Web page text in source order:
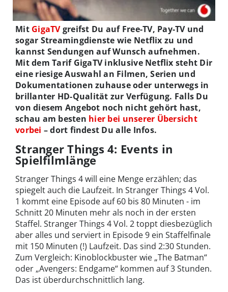
Mit GigaTVgreifst Du auf Free-TV, Pay-TV und
sogar Streamingdienste wie Netflix zu und
kannst Sendungen auf Wunsch aufnehmen.
Mit dem Tarif GigaTV inklusive Netflix steht Dir
eine riesige Auswahl an Filmen, Serien und
Dokumentationen zuhause oder unterwegs in
brillanter HD-Qualität zur Verfügung. Falls Du
von diesem Angebot noch nicht gehört hast,
schau am besten hier bei unserer Übersicht
vorbei – dort findest Du alle Infos.
Stranger Things 4: Events in
Spielfilmlänge
Stranger Things 4 will eine Menge erzählen; das
spiegelt auch die Laufzeit. In Stranger Things 4 Vol.
1 kommt eine Episode auf 60 bis 80 Minuten - im
Schnitt 20 Minuten mehr als noch in der ersten
Staffel. Stranger Things 4 Vol. 2 toppt diesbezüglich
aber alles und serviert in Episode 9 ein Staffelfinale
mit 150 Minuten (!) Laufzeit. Das sind 2:30 Stunden.
Zum Vergleich: Kinoblockbuster wie „The Batman“
oder „Avengers: Endgame“ kommen auf 3 Stunden.
Das ist überdurchschnittlich lang.